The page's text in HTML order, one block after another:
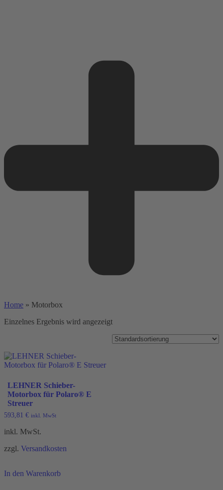
Home » Motorbox
Einzelnes Ergebnis wird angezeigt
LEHNER Schieber-
Motorbox für Polaro® E
Streuer
593,81 € inkl. MwSt
inkl. MwSt.
zzgl. Versandkosten
In den Warenkorb